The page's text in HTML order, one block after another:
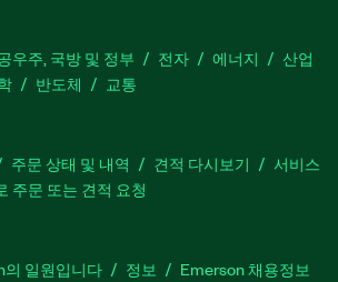
우주, 국방 및 정부 전자 에너지
산업
반도체 교통
주문 상태 및 내역 견적 다시보기
서비스
주문 또는 견적 요청
의 일원입니다 정보
Emerson 채용정보